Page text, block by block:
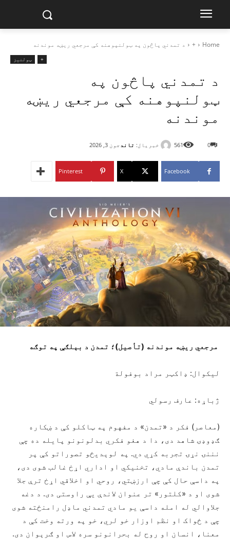
Home
+ د تمدني پاڅون په ټولنپوهنه کې مرجعي ريښه موندنه
+ ټولنیز
د تمدني پاڅون په
ټولنپوهنه کې مرجعي ريښه
موندنه
خبریال: تاند جون 3, 2026 0
561
Facebook
X
Pinterest
مرجعي ريښه موندنه (تأصيل)؛ تمدن د بېلګې په توګه
ليکوال: ډاکټر مراد بوفولة
ژباړه: عارف رسولي
(معاصر) فکر د «تمدن» د مفهوم په ټاکلو کې د ښکاره
ګډوډۍ شاهد دی، دا د هغو فکري بدلونونو پایله ده چې
نننۍ نړۍ تجربه کړي دي. په لوېديځو تصوراتو کې پر
تمدن باندې مادي، تخنيکي او اداري اړخ غالب شوی دی،
په داسې حال کې چې ارزښتي، روحي او اخلاقي اړخ ترې جلا
شوی او د «کلتور» تر عنوان لاندې یې راوستی دی. د دغه
جلاوالي له امله داسې يو مادي تمدني ماډل رامنځته شوی
چې د ځواک او نظم اوزار خو لري، خو په ورته وخت کې د
معنا، انسان او روح له بحرانونو سره لاس او ګرېوان دی.